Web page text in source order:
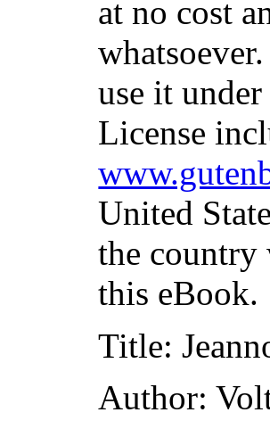
at no cost
use it
License
United
the country
this eBook.
Title:
Author: